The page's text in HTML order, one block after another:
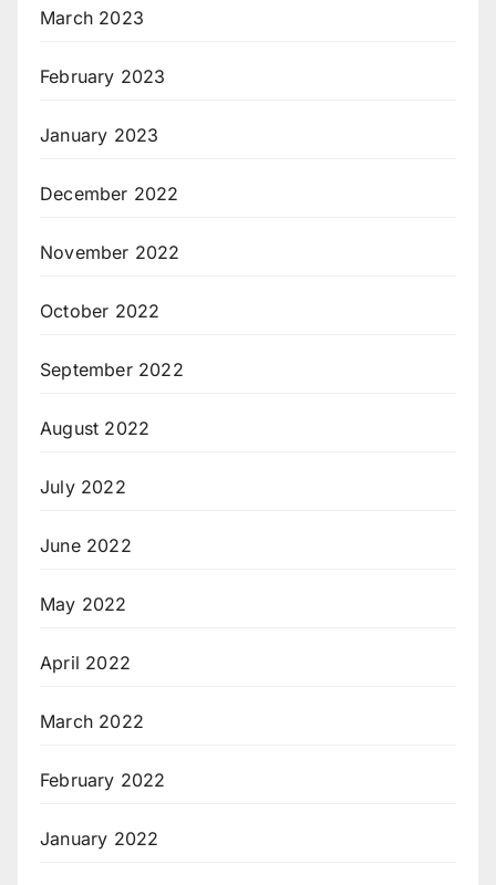
March 2023
February 2023
January 2023
December 2022
November 2022
October 2022
September 2022
August 2022
July 2022
June 2022
May 2022
April 2022
March 2022
February 2022
January 2022